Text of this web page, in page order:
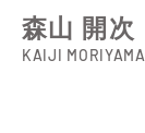
森山 開次
KAIJI MORIYAMA